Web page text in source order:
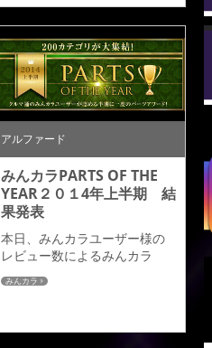
ァード・ヴェルファイア」 部
門で半期、年間を通じて５年
連続の１位をいただき９冠を
達成いたしました。みんカラ
ランキング【ＰＯＴＹ】が始
まって以来不動の１位を続け
てこれた...
アルファード
みんカラPARTS OF THE
YEAR２０１4年上半期 結
果発表
本日、みんカラユーザー様の
レビュー数によるみんカラ
PARTS OF THE YEAR ２０１4
年上半期のランキングがみん
みんカラ